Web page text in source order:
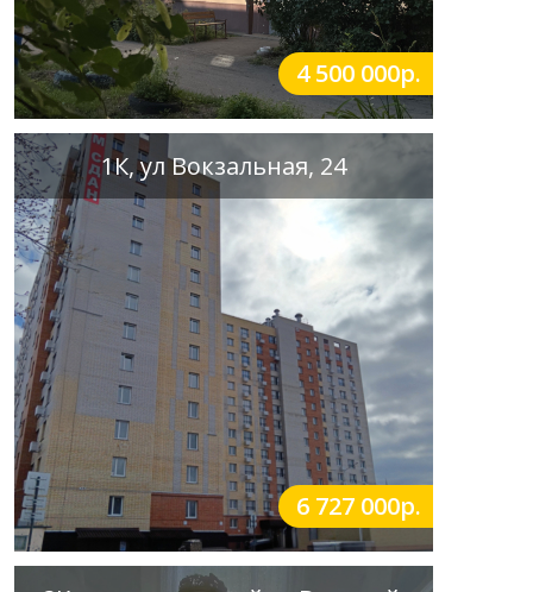
4 500 000р.
1К, ул Вокзальная, 24
6 727 000р.